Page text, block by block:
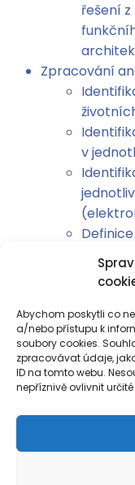
Abychom poskytli co
a/nebo přístupu k
soubory cookies.
zpracovávat údaje,
ID na tomto webu.
nepříznivě ovlivnit
řešení
Zpracování
v
Zpracování
při vytvoření
kanceláří